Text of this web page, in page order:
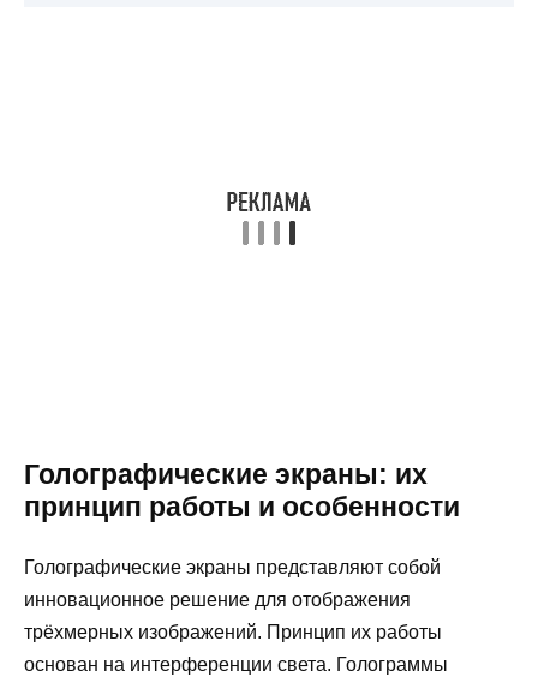
Голографические экраны: их
принцип работы и особенности
Голографические экраны представляют собой
инновационное решение для отображения
трёхмерных изображений. Принцип их работы
основан на интерференции света. Голограммы